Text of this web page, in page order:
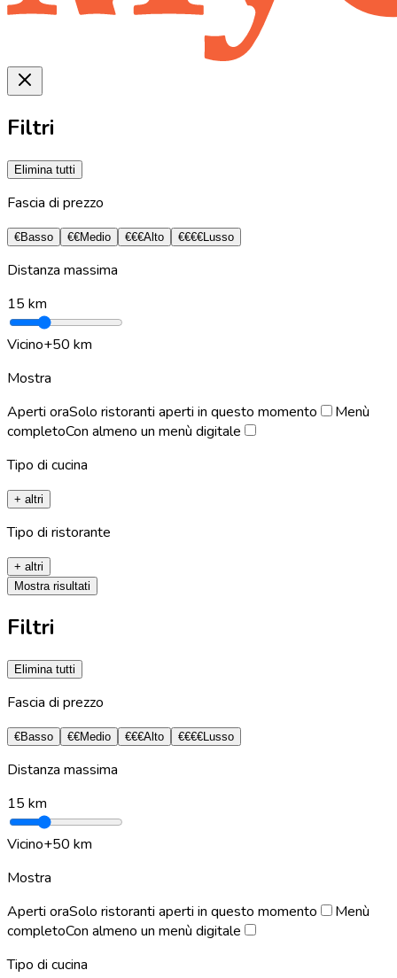
Filtri
Elimina tutti
Fascia di prezzo
€Basso €€Medio €€€Alto €€€€ Lusso
Distanza massima
15 km
Vicino+50 km
Mostra
Aperti oraSolo ristoranti aperti in questo momento
Menù
completoCon almeno un menù digitale
Tipo di cucina
+ altri
Tipo di ristorante
+ altri
Mostra risultati
Filtri
Elimina tutti
Fascia di prezzo
€Basso €€Medio €€€Alto €€€€Lusso
Distanza massima
15 km
Vicino+50 km
Mostra
Aperti oraSolo ristoranti aperti in questo momento
Menù
completoCon almeno un menù digitale
Tipo di cucina